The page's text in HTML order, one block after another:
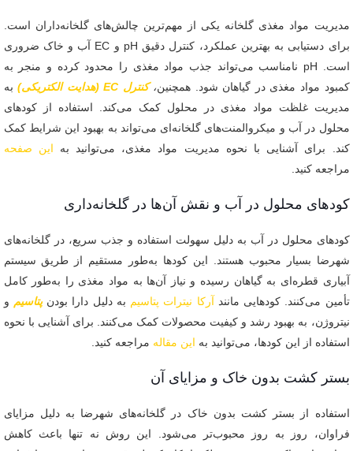
مدیریت مواد مغذی گلخانه یکی از مهم‌ترین چالش‌های گلخانه‌داران است.
برای دستیابی به بهترین عملکرد، کنترل دقیق pH و EC آب و خاک ضروری
است. pH نامناسب می‌تواند جذب مواد مغذی را محدود کرده و منجر به
کمبود مواد مغذی در گیاهان شود. همچنین، کنترل EC (هدایت الکتریکی)
به
مدیریت غلظت مواد مغذی در محلول کمک می‌کند. استفاده از کودهای
محلول در آب و میکروالمنت‌های گلخانه‌ای می‌تواند به بهبود این شرایط کمک
کند. برای آشنایی با نحوه مدیریت مواد مغذی، می‌توانید به این صفحه
مراجعه کنید.
کودهای محلول در آب و نقش آن‌ها در گلخانه‌داری
کودهای محلول در آب به دلیل سهولت استفاده و جذب سریع، در گلخانه‌های
شهرضا بسیار محبوب هستند. این کودها به‌طور مستقیم از طریق سیستم
آبیاری قطره‌ای به گیاهان رسیده و نیاز آن‌ها به مواد مغذی را به‌طور کامل
تأمین می‌کنند. کودهایی مانند آرکا نیترات پتاسیم به دلیل دارا بودن پتاسیم و
نیتروژن، به بهبود رشد و کیفیت محصولات کمک می‌کنند. برای آشنایی با نحوه
استفاده از این کودها، می‌توانید به این مقاله مراجعه کنید.
بستر کشت بدون خاک و مزایای آن
استفاده از بستر کشت بدون خاک در گلخانه‌های شهرضا به دلیل مزایای
فراوان، روز به روز محبوب‌تر می‌شود. این روش نه تنها باعث کاهش